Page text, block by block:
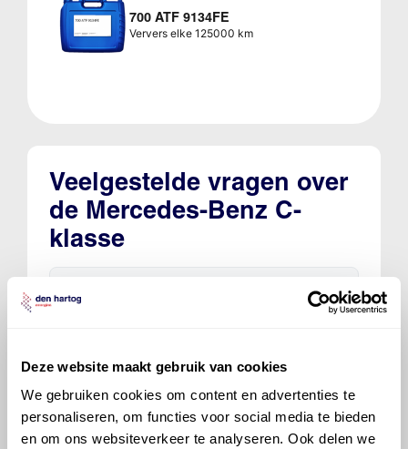
Deze website maakt gebruik van cookies
We gebruiken cookies om content en advertenties te
personaliseren, om functies voor social media te bieden
en om ons websiteverkeer te analyseren. Ook delen we
700 ATF 9134FE
Ververs elke 125000 km
Veelgestelde vragen over
de Mercedes-Benz C-
klasse
Welke motorolie adviseert Den Hartog
voor de Mercedes-Benz C-klasse C 200
Mercedes-Benz C-klasse?